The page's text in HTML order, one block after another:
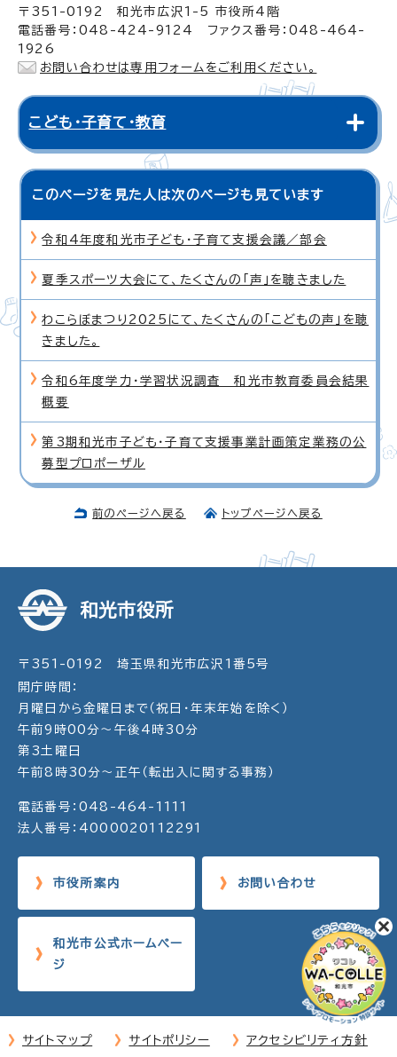
〒351-0192 和光市広沢1-5 市役所4階
電話番号：048-424-9124 ファクス番号：048-464-
1926
お問い合わせは専用フォームをご利用ください。
こども・子育て・教育
このページを見た人は次のページも見ています
令和4年度和光市子ども・子育て支援会議／部会
夏季スポーツ大会にて、たくさんの「声」を聴きました
わこらぼまつり2025にて、たくさんの「こどもの声」を聴
きました。
令和6年度学力・学習状況調査 和光市教育委員会結果
概要
第3期和光市子ども・子育て支援事業計画策定業務の公
募型プロポーザル
前のページへ戻る トップページへ戻る
和光市役所
〒351-0192 埼玉県和光市広沢1番5号
開庁時間：
月曜日から金曜日まで（祝日・年末年始を除く）
午前9時00分～午後4時30分
第3土曜日
午前8時30分～正午（転出入に関する事務）
電話番号：048-464-1111
法人番号：4000020112291
市役所案内 お問い合わせ
和光市公式ホームペー
ジ
サイトマップ サイトポリシー アクセシビリティ方針